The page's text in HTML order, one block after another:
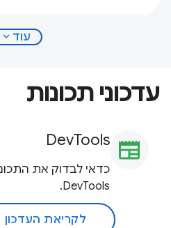
עוד expand_more
עדכוני תכונות
newspaper
DevTools
כדאי לבדוק את
DevTools.
לקריאת העדכון